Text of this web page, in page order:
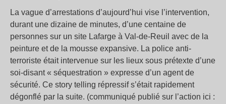
La vague d’arrestations d’aujourd’hui vise l’intervention,
durant une dizaine de minutes, d’une centaine de
personnes sur un site Lafarge à Val-de-Reuil avec de la
peinture et de la mousse expansive. La police anti-
terroriste était intervenue sur les lieux sous prétexte d’une
soi-disant « séquestration » expresse d’un agent de
sécurité. Ce story telling répressif s’était rapidement
dégonflé par la suite. (communiqué publié sur l’action ici :